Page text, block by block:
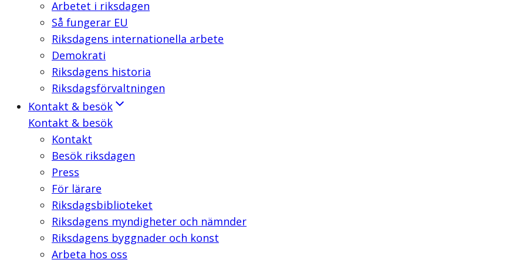
Arbetet i riksdagen
Så fungerar EU
Riksdagens internationella arbete
Demokrati
Riksdagens historia
Riksdagsförvaltningen
Kontakt & besök
Kontakt & besök
Kontakt
Besök riksdagen
Press
För lärare
Riksdagsbiblioteket
Riksdagens myndigheter och nämnder
Riksdagens byggnader och konst
Arbeta hos oss